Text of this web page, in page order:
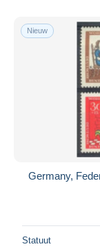
Gratis
Visa
Woonplaats
Nieuw
Germany,
Statuut